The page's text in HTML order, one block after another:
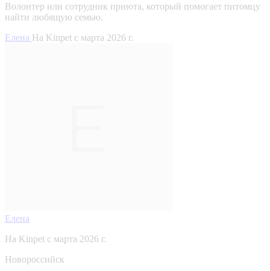
Волонтер или сотрудник приюта, который помогает питомцу
найти любящую семью.
Елена На Kinpet c марта 2026 г.
Елена
На Kinpet c марта 2026 г.
Новороссийск